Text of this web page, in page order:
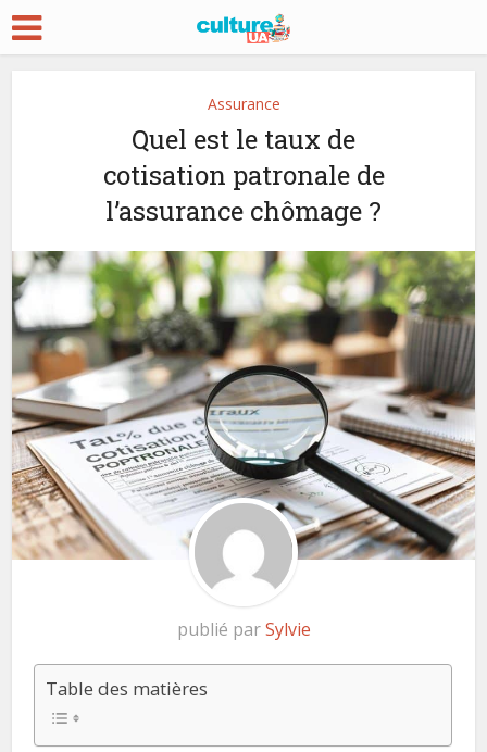
Assurance
Quel est le taux de
cotisation patronale de
l’assurance chômage ?
publié parSylvie
Table des matières